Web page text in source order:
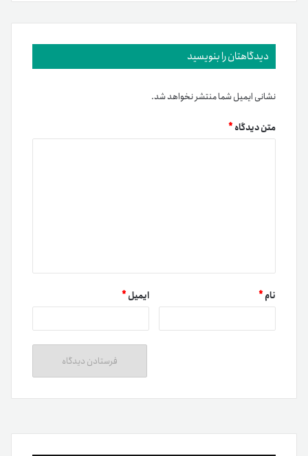
دیدگاهتان را بنویسید
نشانی ایمیل شما منتشر نخواهد شد.
متن دیدگاه*
نام* ایمیل*